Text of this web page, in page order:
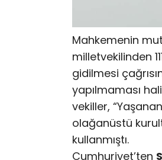
Mahkemenin
milletvekilinden
gidilmesi
yapılmaması
vekiller,
olağanüstü
kullanmıştı.
Cumhuriyet’ten